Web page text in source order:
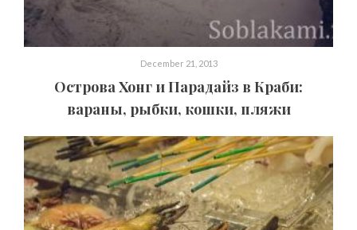
December 21, 2013
Острова Хонг и Парадайз в Краби:
вараны, рыбки, кошки, пляжи